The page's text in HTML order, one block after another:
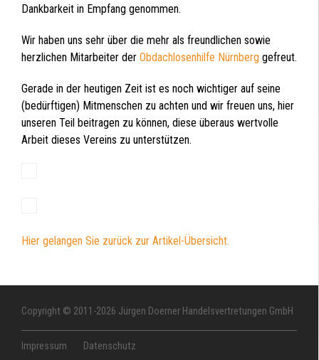
Dankbarkeit in Empfang genommen.
Wir haben uns sehr über die mehr als freundlichen sowie
herzlichen Mitarbeiter der Obdachlosenhilfe Nürnberg gefreut.
Gerade in der heutigen Zeit ist es noch wichtiger auf seine
(bedürftigen) Mitmenschen zu achten und wir freuen uns, hier
unseren Teil beitragen zu können, diese überaus wertvolle
Arbeit dieses Vereins zu unterstützen.
Hier gelangen Sie zurück zur Artikel-Übersicht.
Copyright © 2011-2026 Jürgen Doerner Handelsvertretungen GmbH
Impressum Datenschutz